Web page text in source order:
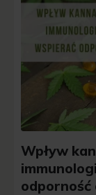
Wpływ
odporność